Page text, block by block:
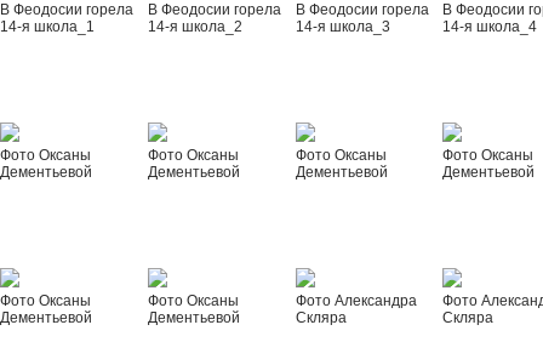
В Феодосии горела
14-я школа_1
В Феодосии горела
14-я школа_2
В Феодосии горела
14-я школа_3
В Феодосии
14-я школа_4
Фото Оксаны
Дементьевой
Фото Оксаны
Дементьевой
Фото Оксаны
Дементьевой
Фото Оксаны
Дементьевой
Фото Оксаны
Дементьевой
Фото Оксаны
Дементьевой
Фото Александра
Скляра
Фото
Скляра